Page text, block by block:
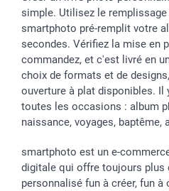
simple. Utilisez le
smartphoto pré-remplit votre
secondes. Vérifiez la mise en
commandez, et c'est livré en
choix de formats et de
ouverture à plat disponibles. Il
toutes les occasions : album
naissance, voyages, baptême,
smartphoto est un e-
digitale qui offre toujours plus
personnalisé fun à créer, fun